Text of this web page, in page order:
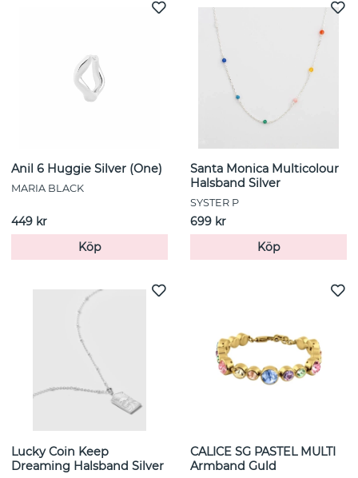
Anil 6 Huggie Silver (One)
MARIA BLACK
449 kr
Köp
Santa Monica Multicolour
Halsband Silver
SYSTER P
699 kr
Köp
Lucky Coin Keep
Dreaming Halsband Silver
CALICE SG PASTEL MULTI
Armband Guld